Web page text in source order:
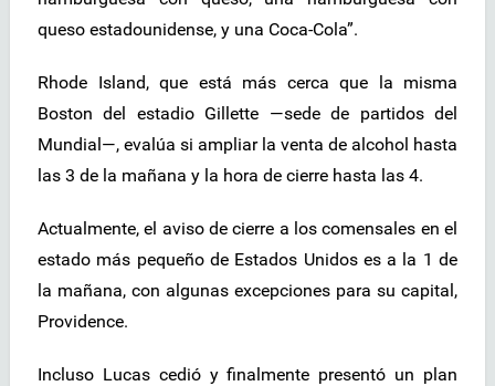
queso estadounidense, y una Coca-Cola”.
Rhode Island, que está más cerca que la misma
Boston del estadio Gillette —sede de partidos del
Mundial—, evalúa si ampliar la venta de alcohol hasta
las 3 de la mañana y la hora de cierre hasta las 4.
Actualmente, el aviso de cierre a los comensales en el
estado más pequeño de Estados Unidos es a la 1 de
la mañana, con algunas excepciones para su capital,
Providence.
Incluso Lucas cedió y finalmente presentó un plan